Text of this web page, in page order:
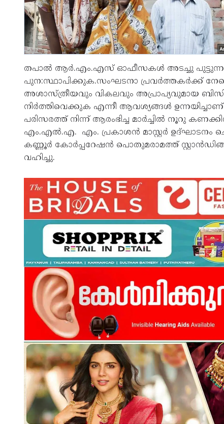
തപാൽ ആർ.എം.എസ് ഓഫീസകൾ അടച്ചു പുട്ടുന്ന
പുന:സ്ഥാപിക്കുക.സംഘടനാ പ്രവർത്തകർക്ക്
അശാസ്ത്രീയവും വികലവും അപ്രാപ്യവുമായ
നിർത്തിവെക്കുക എന്നീ ആവശ്യങ്ങൾ
പരിസരത്ത് നിന്ന് ആരംഭിച്ച മാർച്ചിൽ നൂറു
എം.എൽ.എ. എം. പ്രകാശൻ മാസ്റ്റർ ഉദ്ഘാടനം
കണ്ണൂർ കോർപ്പറേഷൻ പൊതുമരാമത്ത് സ്റ്റാൻഡിങ്ങ്
വഹിച്ചു.